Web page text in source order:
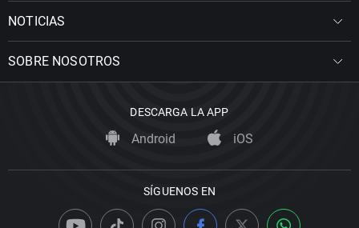
NOTICIAS
SOBRE NOSOTROS
DESCARGA LA APP
Android iOS
SÍGUENOS EN